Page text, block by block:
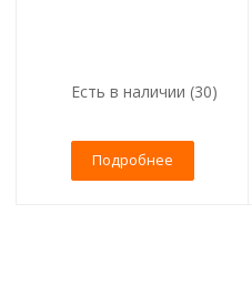
Есть в наличии (30)
Подробнее